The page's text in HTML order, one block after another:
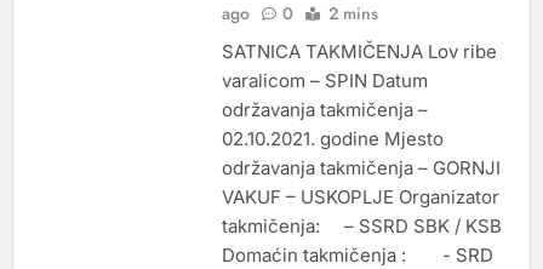
ago
0 2 mins
SATNICA TAKMIČENJA Lov ribe
varalicom – SPIN Datum
održavanja takmičenja –
02.10.2021. godine Mjesto
održavanja takmičenja – GORNJI
VAKUF – USKOPLJE Organizator
takmičenja: – SSRD SBK / KSB
Domaćin takmičenja : - SRD